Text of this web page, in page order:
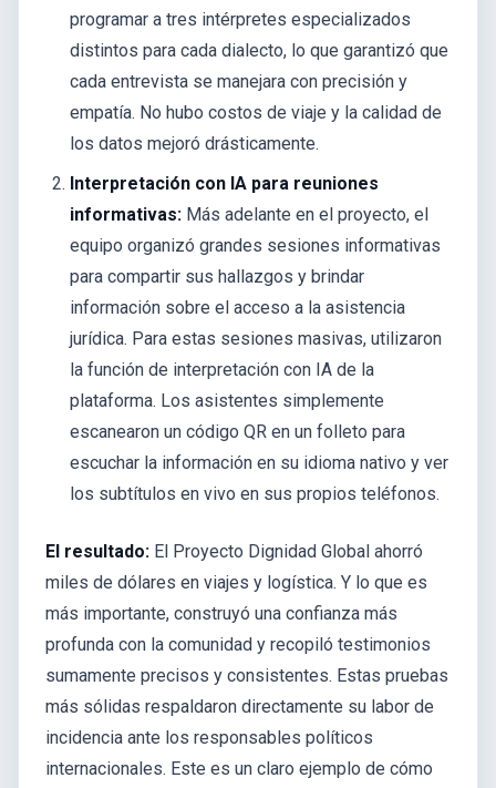
programar a tres intérpretes especializados
distintos para cada dialecto, lo que garantizó que
cada entrevista se manejara con precisión y
empatía. No hubo costos de viaje y la calidad de
los datos mejoró drásticamente.
Interpretación con IA para reuniones
informativas: Más adelante en el proyecto, el
equipo organizó grandes sesiones informativas
para compartir sus hallazgos y brindar
información sobre el acceso a la asistencia
jurídica. Para estas sesiones masivas, utilizaron
la función de interpretación con IA de la
plataforma. Los asistentes simplemente
escanearon un código QR en un folleto para
escuchar la información en su idioma nativo y ver
los subtítulos en vivo en sus propios teléfonos.
El resultado: El Proyecto Dignidad Global ahorró
miles de dólares en viajes y logística. Y lo que es
más importante, construyó una confianza más
profunda con la comunidad y recopiló testimonios
sumamente precisos y consistentes. Estas pruebas
más sólidas respaldaron directamente su labor de
incidencia ante los responsables políticos
internacionales. Este es un claro ejemplo de cómo